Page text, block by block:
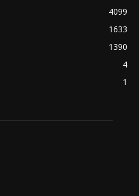
4099
1633
1390
4
1